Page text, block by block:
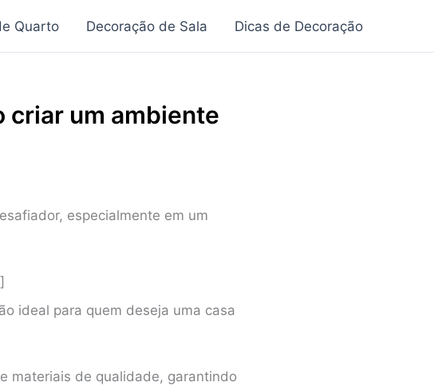
Quarto Decoração de Sala Dicas de Decoração
criar um ambiente
especialmente em um
ideal para quem deseja uma casa
materiais de qualidade, garantindo